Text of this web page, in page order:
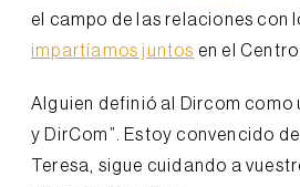
el campo de las relaciones con
impartíamos juntos en el
Alguien definió al Dircom como
y DirCom”. Estoy convencido
Teresa, sigue cuidando a